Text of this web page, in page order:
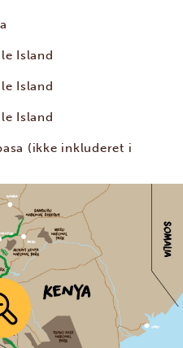
Island
Island
Island
(ikke inkluderet i